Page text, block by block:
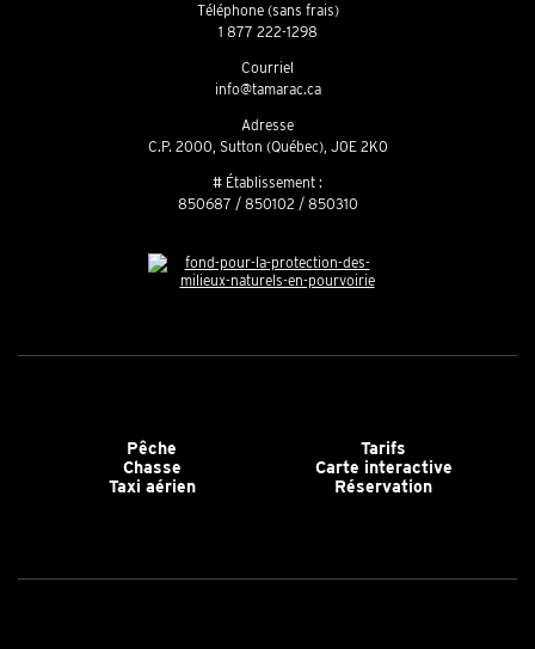
Téléphone (sans frais)
1 877 222-1298
Courriel
info@tamarac.ca
Adresse
C.P. 2000, Sutton (Québec), J0E 2K0
# Établissement :
850687 / 850102 / 850310
Pêche
Tarifs
Chasse
Carte interactive
Taxi aérien
Réservation